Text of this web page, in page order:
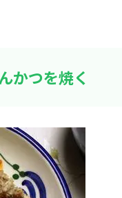
かつを焼く